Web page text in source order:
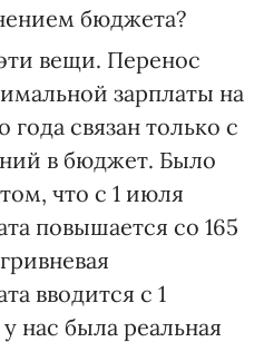
бюджета?
вещи. Перенос
зарплаты на
связан только с
в бюджет. Было
что с 1 июля
повышается со 165
вводится с 1
нас была реальная